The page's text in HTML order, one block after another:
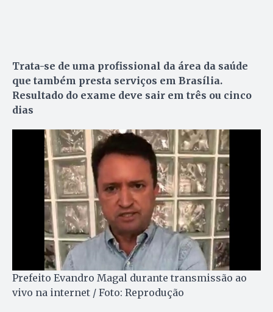
Trata-se de uma profissional da área da saúde
que também presta serviços em Brasília.
Resultado do exame deve sair em três ou cinco
dias
Prefeito Evandro Magal durante transmissão ao
vivo na internet / Foto: Reprodução